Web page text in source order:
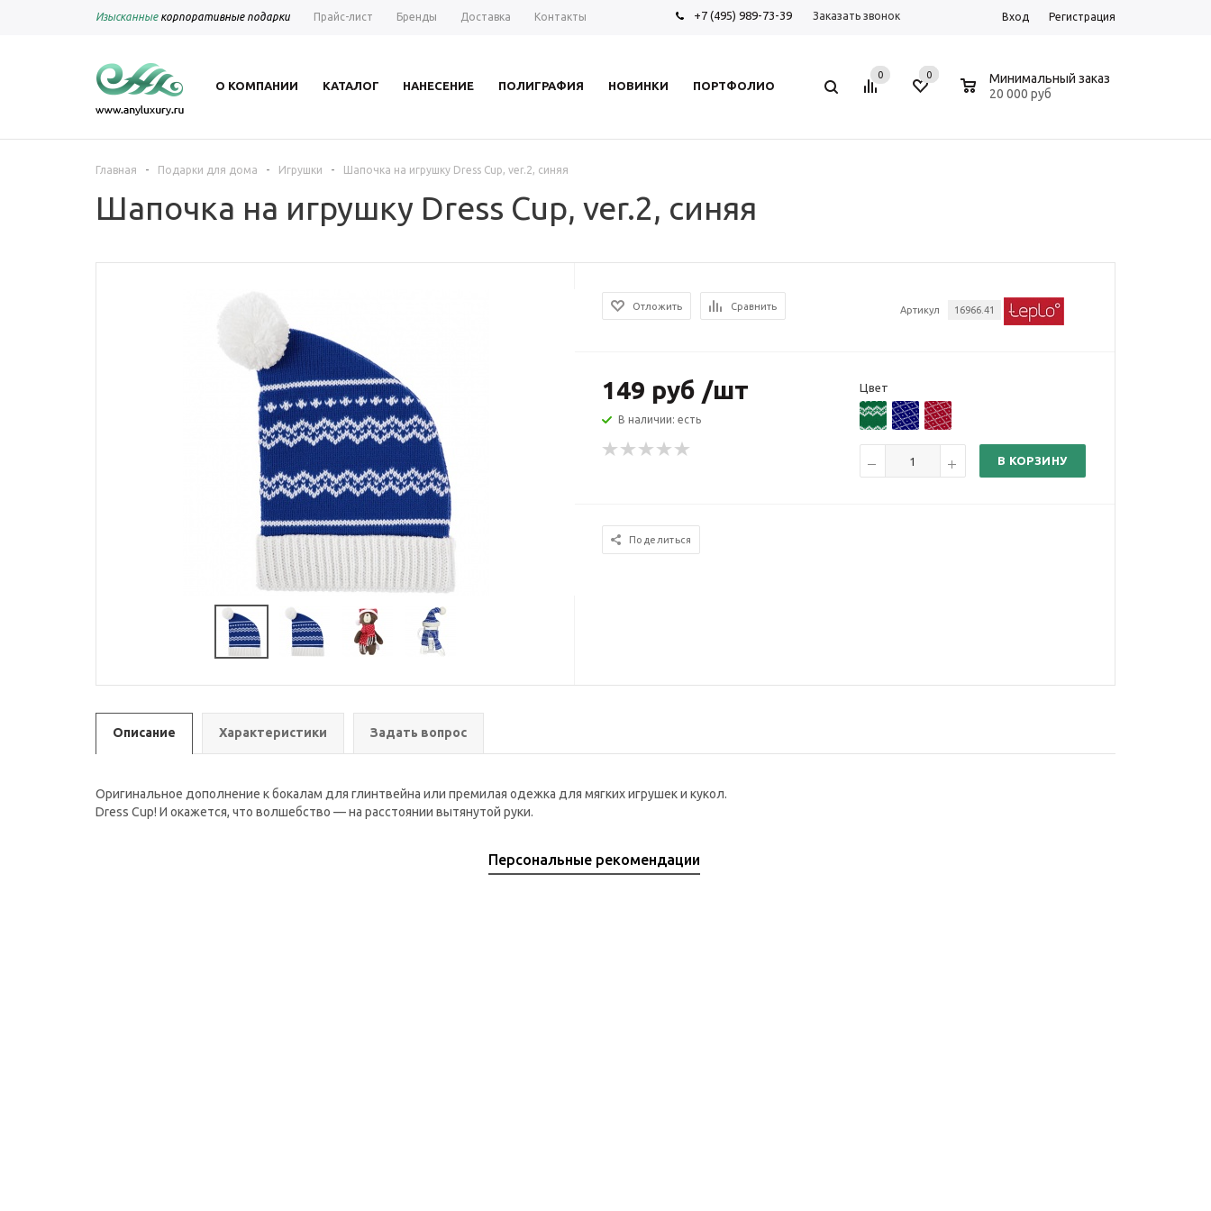
Изысканныекорпоративные подарки Прайс-лист Бренды Доставка Контакты +7 (495) 989-73-39 Заказать звонок Вход Регистрация
О КОМПАНИИ КАТАЛОГ НАНЕСЕНИЕ ПОЛИГРАФИЯ НОВИНКИ ПОРТФОЛИО
0 0
Минимальный заказ
20 000 руб
Главная - Подарки для дома - Игрушки - Шапочка на игрушку Dress Cup, ver.2, синяя
Шапочка на игрушку Dress Cup, ver.2, синяя
Артикул 16966.41
Отложить Сравнить
149 руб /шт
В наличии: есть
Цвет
В КОРЗИНУ
Поделиться
Описание Характеристики Задать вопрос
Оригинальное дополнение к бокалам для глинтвейна или премилая одежка для мягких игрушек и кукол.
Dress Cup! И окажется, что волшебство — на расстоянии вытянутой руки.
Персональные рекомендации